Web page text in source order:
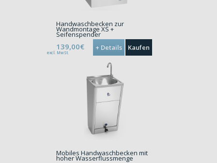
Handwaschbecken zur
Wandmontage XS +
Seifenspender
139,00€
excl. MwSt.
Kaufen
+ Details
Mobiles Handwaschbecken mit
hoher Wasserflussmenge